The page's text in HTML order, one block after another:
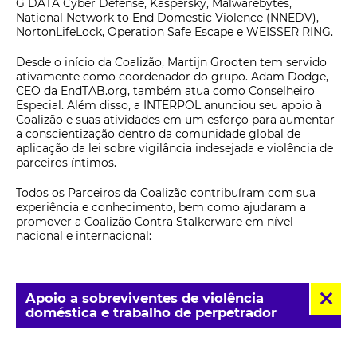
G DATA Cyber Defense, Kaspersky, Malwarebytes,
National Network to End Domestic Violence (NNEDV),
NortonLifeLock, Operation Safe Escape e WEISSER RING.
Desde o início da Coalizão, Martijn Grooten tem servido
ativamente como coordenador do grupo. Adam Dodge,
CEO da EndTAB.org, também atua como Conselheiro
Especial. Além disso, a INTERPOL anunciou seu apoio à
Coalizão e suas atividades em um esforço para aumentar
a conscientização dentro da comunidade global de
aplicação da lei sobre vigilância indesejada e violência de
parceiros íntimos.
Todos os Parceiros da Coalizão contribuíram com sua
experiência e conhecimento, bem como ajudaram a
promover a Coalizão Contra Stalkerware em nível
nacional e internacional:
Apoio a sobreviventes de violência
doméstica e trabalho de perpetrador